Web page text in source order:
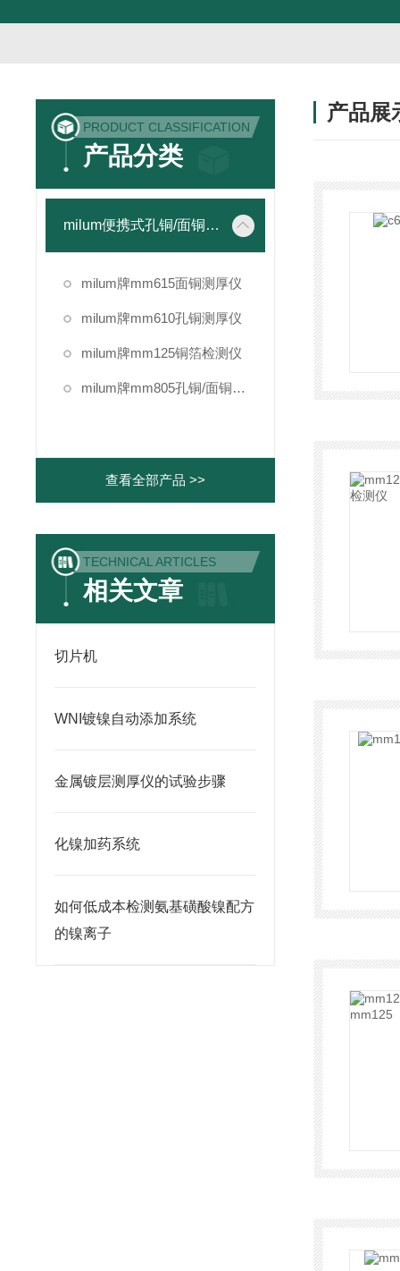
PRODUCT CLASSIFICATION
产品分类
milum便携式孔铜/面铜测厚仪
milum牌mm615面铜测厚仪
milum牌mm610孔铜测厚仪
milum牌mm125铜箔检测仪
milum牌mm805孔铜/面铜测厚仪
查看全部产品 >>
TECHNICAL ARTICLES
相关文章
切片机
WNI镀镍自动添加系统
金属镀层测厚仪的试验步骤
化镍加药系统
如何低成本检测氨基磺酸镍配方
的镍离子
产品展